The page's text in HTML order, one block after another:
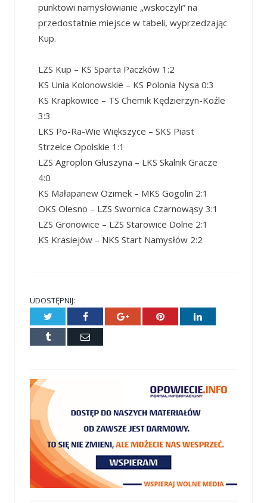
punktowi namysłowianie „wskoczyli” na
przedostatnie miejsce w tabeli, wyprzedzając
Kup.
LZS Kup – KS Sparta Paczków 1:2
KS Unia Kolonowskie – KS Polonia Nysa 0:3
KS Krapkowice – TS Chemik Kędzierzyn-Koźle
3:3
LKS Po-Ra-Wie Większyce – SKS Piast
Strzelce Opolskie 1:1
LZS Agroplon Głuszyna – LKS Skalnik Gracze
4:0
KS Małapanew Ozimek – MKS Gogolin 2:1
OKS Olesno – LZS Swornica Czarnowąsy 3:1
LZS Gronowice – LZS Starowice Dolne 2:1
KS Krasiejów – NKS Start Namysłów 2:2
UDOSTĘPNIJ:
Twitter Facebook Google+ Pinterest LinkedIn
Tumblr
E-